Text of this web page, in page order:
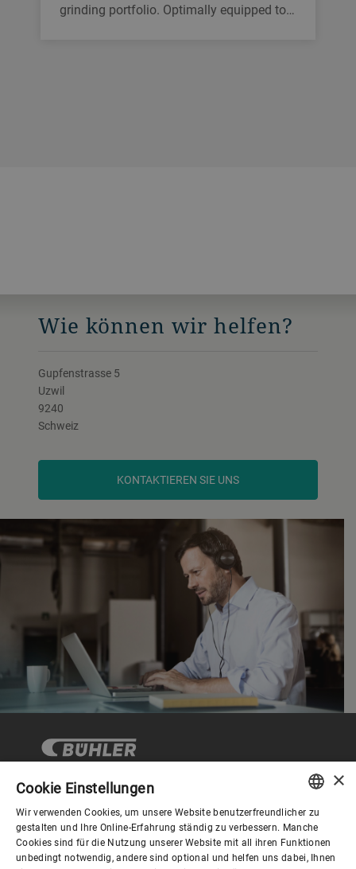
grinding portfolio. Optimally equipped to
Wie können wir helfen?
Gupfenstrasse 5
Uzwil
9240
Schweiz
KONTAKTIEREN SIE UNS
Corporate Governance ENGLISH
SPANISH
×
Cookie Einstellungen
Wir verwenden Cookies, um unsere Website benutzerfreundlicher zu
gestalten und Ihre Online-Erfahrung ständig zu verbessern. Manche
Cookies sind für die Nutzung unserer Website mit all ihren Funktionen
unbedingt notwendig, andere sind optional und helfen uns dabei, Ihnen